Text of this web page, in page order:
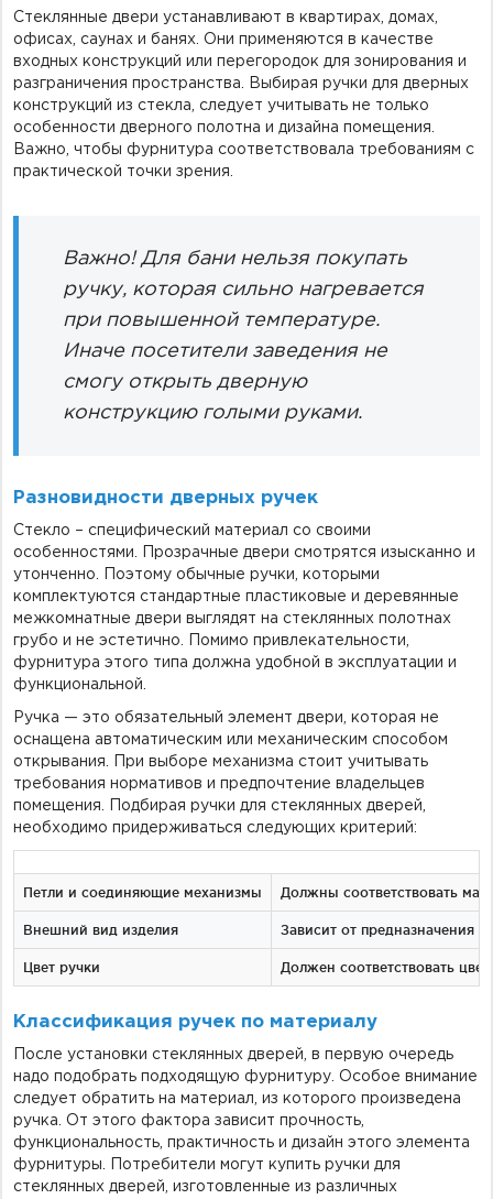
Стеклянные двери устанавливают в квартирах, домах,
офисах, саунах и банях. Они применяются в качестве
входных конструкций или перегородок для зонирования и
разграничения пространства. Выбирая ручки для дверных
конструкций из стекла, следует учитывать не только
особенности дверного полотна и дизайна помещения.
Важно, чтобы фурнитура соответствовала требованиям с
практической точки зрения.
Важно! Для бани нельзя покупать
ручку, которая сильно нагревается
при повышенной температуре.
Иначе посетители заведения не
смогу открыть дверную
конструкцию голыми руками.
Разновидности дверных ручек
Стекло – специфический материал со своими
особенностями. Прозрачные двери смотрятся изысканно и
утонченно. Поэтому обычные ручки, которыми
комплектуются стандартные пластиковые и деревянные
межкомнатные двери выглядят на стеклянных полотнах
грубо и не эстетично. Помимо привлекательности,
фурнитура этого типа должна удобной в эксплуатации и
функциональной.
Ручка — это обязательный элемент двери, которая не
оснащена автоматическим или механическим способом
открывания. При выборе механизма стоит учитывать
требования нормативов и предпочтение владельцев
помещения. Подбирая ручки для стеклянных дверей,
необходимо придерживаться следующих критерий:
Петли и соединяющие механизмы Должны соответствовать
Внешний вид изделия Зависит от предназначения
Цвет ручки Должен соответствовать
Классификация ручек по материалу
После установки стеклянных дверей, в первую очередь
надо подобрать подходящую фурнитуру. Особое внимание
следует обратить на материал, из которого произведена
ручка. От этого фактора зависит прочность,
функциональность, практичность и дизайн этого элемента
фурнитуры. Потребители могут купить ручки для
стеклянных дверей, изготовленные из различных